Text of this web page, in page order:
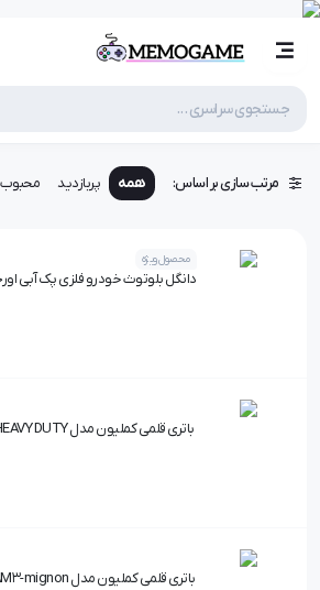
مرتب سازی بر اساس: همه پربازدید
محصول ویژه
دانگل بلوتوث خودرو فلزی پک آبی
باتری قلمی کملیون مدل SUPER HEAVY DUTY بسته 12 عددی